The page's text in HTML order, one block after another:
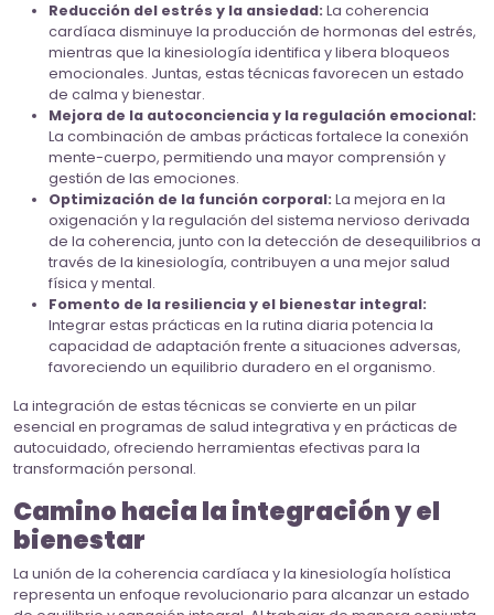
Reducción del estrés y la ansiedad: La coherencia
cardíaca disminuye la producción de hormonas del estrés,
mientras que la kinesiología identifica y libera bloqueos
emocionales. Juntas, estas técnicas favorecen un estado
de calma y bienestar.
Mejora de la autoconciencia y la regulación emocional:
La combinación de ambas prácticas fortalece la conexión
mente-cuerpo, permitiendo una mayor comprensión y
gestión de las emociones.
Optimización de la función corporal: La mejora en la
oxigenación y la regulación del sistema nervioso derivada
de la coherencia, junto con la detección de desequilibrios a
través de la kinesiología, contribuyen a una mejor salud
física y mental.
Fomento de la resiliencia y el bienestar integral:
Integrar estas prácticas en la rutina diaria potencia la
capacidad de adaptación frente a situaciones adversas,
favoreciendo un equilibrio duradero en el organismo.
La integración de estas técnicas se convierte en un pilar
esencial en programas de salud integrativa y en prácticas de
autocuidado, ofreciendo herramientas efectivas para la
transformación personal.
Camino hacia la integración y el
bienestar
La unión de la coherencia cardíaca y la kinesiología holística
representa un enfoque revolucionario para alcanzar un estado